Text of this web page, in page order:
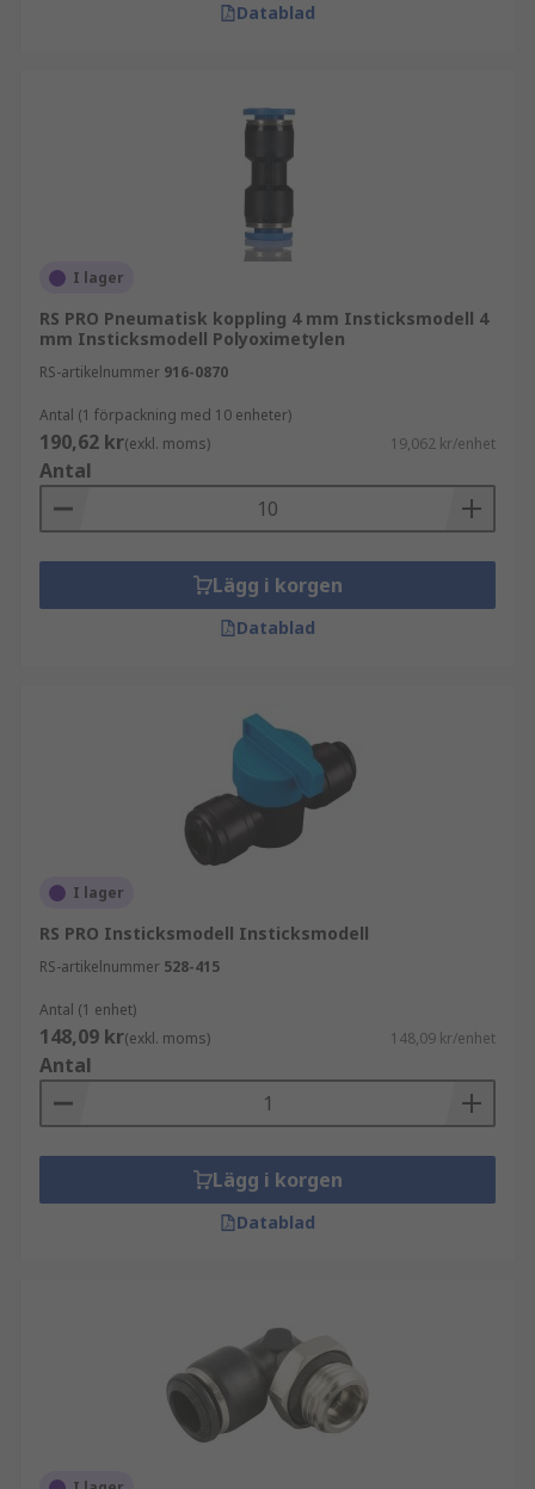
Datablad
I lager
RS PRO Pneumatisk koppling 4 mm Insticksmodell 4
mm Insticksmodell Polyoximetylen
RS-artikelnummer 916-0870
Antal (1 förpackning med 10 enheter)
190,62 kr(exkl. moms) 19,062 kr/enhet
Antal
Lägg i korgen
Datablad
I lager
RS PRO Insticksmodell Insticksmodell
RS-artikelnummer 528-415
Antal (1 enhet)
148,09 kr(exkl. moms) 148,09 kr/enhet
Antal
Lägg i korgen
Datablad